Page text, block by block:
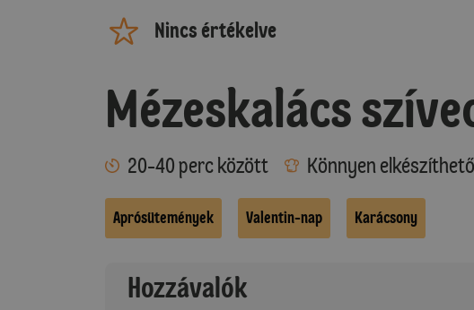
Nincs értékelve
Mézeskalács
20-40 perc között Könnyen elkészíthető
Aprósütemények Valentin-nap Karácsony
Hozzávalók